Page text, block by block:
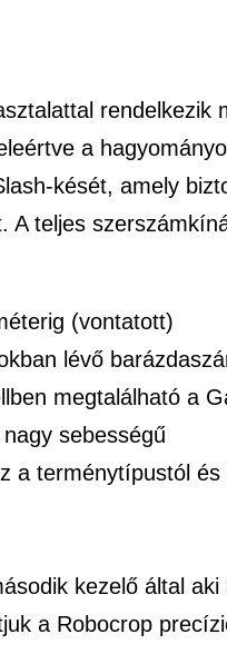
rendelkezik
a
kését, amely
A teljes
(vontatott)
lévő
megtalálható a
sebességű
a terménytípustól és
kezelő által aki
a Robocrop